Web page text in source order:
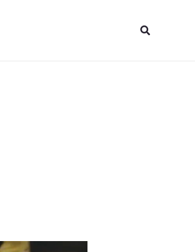
Pesquisar